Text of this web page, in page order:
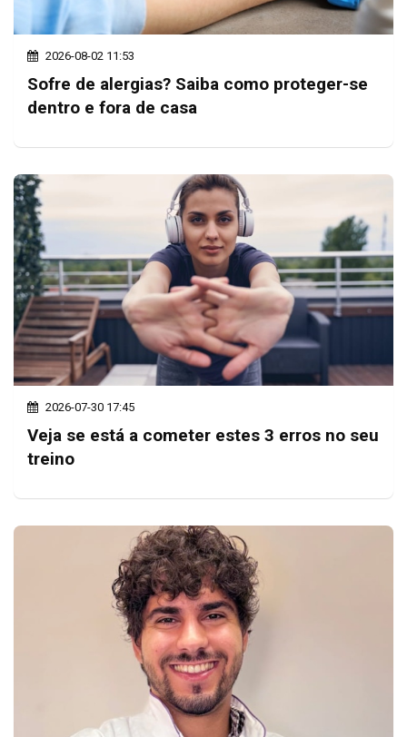
2026-08-02 11:53
Sofre de alergias? Saiba como proteger-se
dentro e fora de casa
2026-07-30 17:45
Veja se está a cometer estes 3 erros no seu
treino